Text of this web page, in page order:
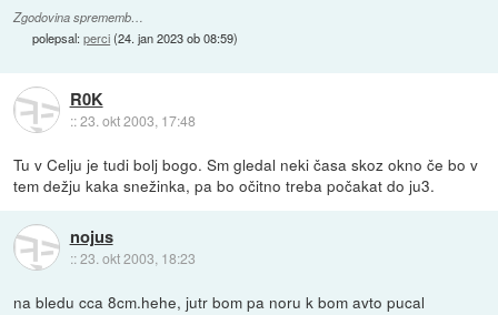
Zgodovina sprememb…
polepsal:perci(24. jan 2023 ob 08:59)
R0K
::23. okt 2003, 17:48
Tu v Celju je tudi bolj bogo. Sm gledal neki časa skoz okno če bo v
tem dežju kaka snežinka, pa bo očitno treba počakat do ju3.
nojus
::23. okt 2003, 18:23
na bledu cca 8cm.hehe, jutr bom pa noru k bom avto pucal